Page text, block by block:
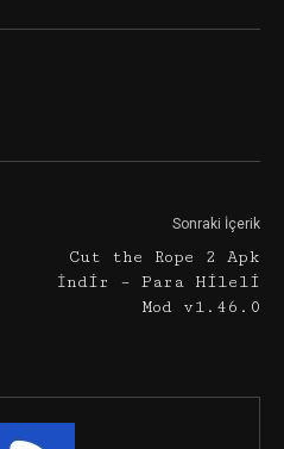
Sonraki İçerik
Cut the Rope 2 Apk
İndir – Para Hileli
Mod v1.46.0